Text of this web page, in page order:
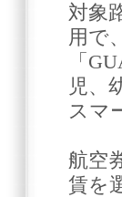
対象
用で
「
児、
スマ
航空
賃を